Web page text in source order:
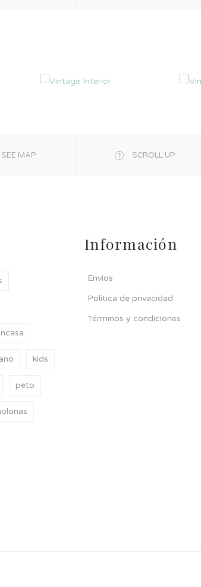
SEE MAP SCROLL UP
kids
peto
Información
Envíos
Política de privacidad
Términos y condiciones